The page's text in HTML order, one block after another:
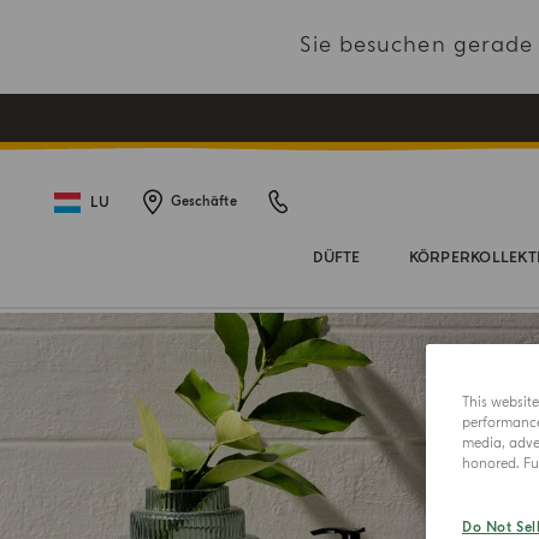
Sie besuchen
LU Geschäfte
DÜFTE
This
media,
honored.
Do Not